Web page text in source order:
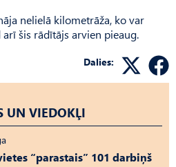
nelielā kilometrāža, ko var
šis rādītājs arvien pieaug.
Dalies:
UN VIEDOKĻI
“parastais” 101 darbiņš